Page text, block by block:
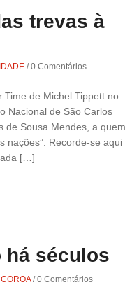
trevas à
/0 Comentários
Time de Michel Tippett no
Nacional de São Carlos
de Sousa Mendes, a quem
nações”. Recorde-se aqui
[…]
há séculos
/0 Comentários